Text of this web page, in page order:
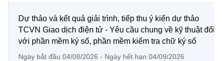
Dự thảo và kết quả giải trình, tiếp thu ý kiến dự thảo
TCVN Giao dịch điện tử - Yêu cầu chung về kỹ thuật đối
với phần mềm ký số, phần mềm kiểm tra chữ ký số
Ngày bắt đầu 04/08/2026 - Ngày hết hạn 04/09/2026